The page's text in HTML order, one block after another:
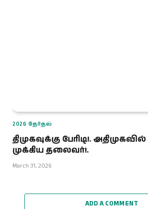
2026 தேர்தல்
திமுகவுக்கு பேரிடி!.
முக்கிய தலைவர்!.
March 31, 2026
ADD A COMMENT